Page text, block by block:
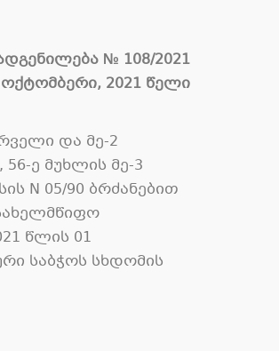
№ 108/2021
2021 წელი
და მე-2
ე მუხლის მე-3
N 05/90 ბრძანებით
წლის 01
საბჭოს სხდომის